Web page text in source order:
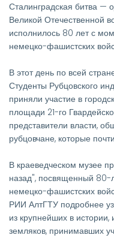
Сталинградская битва —
Великой Отечественной
исполнилось 80 лет с
немецко-фашистских
В этот день по всей
Студенты Рубцовского
приняли участие в
площади 21-го
представители власти,
рубцовчане, которые
В краеведческом музее
назад", посвященный 80-
немецко-фашистских
РИИ АлтГТУ подробнее
из крупнейших в
земляков, принимавших